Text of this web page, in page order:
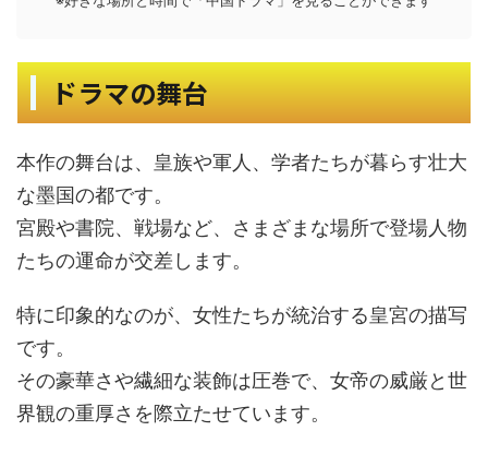
ドラマの舞台
本作の舞台は、皇族や軍人、学者たちが暮らす壮大
な墨国の都です。
宮殿や書院、戦場など、さまざまな場所で登場人物
たちの運命が交差します。
特に印象的なのが、女性たちが統治する皇宮の描写
です。
その豪華さや繊細な装飾は圧巻で、女帝の威厳と世
界観の重厚さを際立たせています。